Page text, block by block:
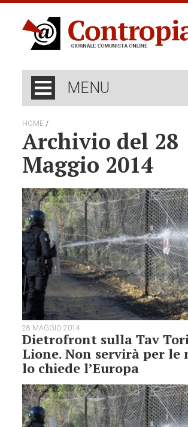
MENU
HOME /
Archivio del 28
Maggio 2014
28 MAGGIO 2014
Dietrofront sulla Tav
Lione. Non servirà per le
lo chiede l’Europa